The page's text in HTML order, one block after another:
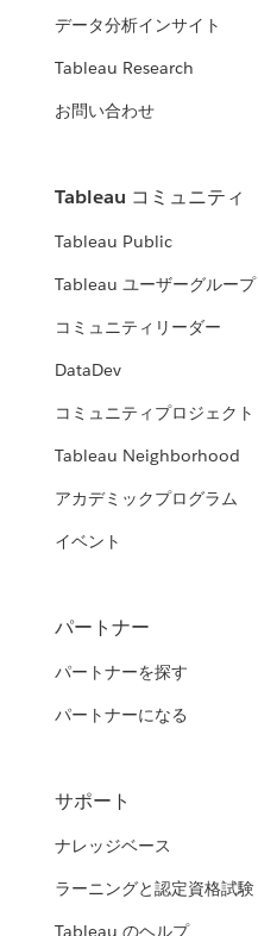
データ分析インサイト
Tableau Research
お問い合わせ
Tableau コミュニティ
Tableau Public
Tableau ユーザーグループ
コミュニティリーダー
DataDev
コミュニティプロジェクト
Tableau Neighborhood
アカデミックプログラム
イベント
パートナー
パートナーを探す
パートナーになる
サポート
ナレッジベース
ラーニングと認定資格試験
Tableau のヘルプ